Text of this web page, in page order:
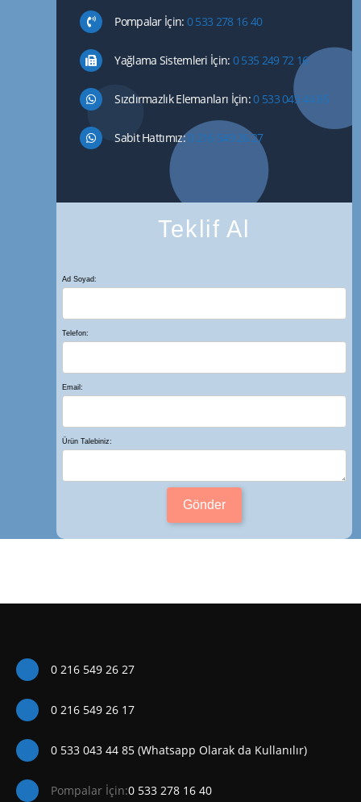
Pompalar İçin: 0 533 278 16 40
Yağlama Sistemleri İçin: 0 535 249 72 16
Sızdırmazlık Elemanları İçin:0 533 043 44 85
Sabit Hattımız:0 216 549 26 27
Teklif Al
Ad Soyad:
Telefon:
Email:
Ürün Talebiniz:
Gönder
0 216 549 26 27
0 216 549 26 17
0 533 043 44 85 (Whatsapp Olarak da Kullanılır)
Pompalar İçin:0 533 278 16 40